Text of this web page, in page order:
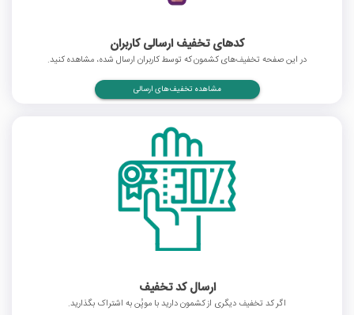
کدهای تخفیف ارسالی کاربران
در این صفحه تخفیف‌های کشمون که توسط کاربران ارسال شده، مشاهده کنید.
مشاهده تخفیف‌های ارسالی
ارسال کد تخفیف
اگر کد تخفیف دیگری از کشمون دارید با موپُن به اشتراک بگذارید.